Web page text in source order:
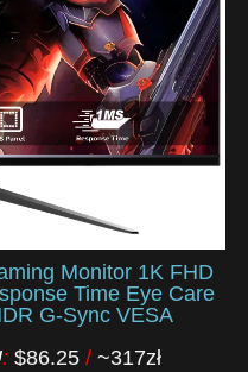
Monitor 1K FHD
Time Eye Care
G-Sync VESA
:$86.25/~317zł